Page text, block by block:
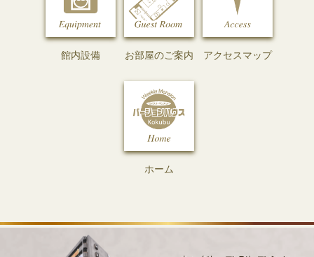
館内設備 お部屋のご案内 アクセスマップ
ホーム